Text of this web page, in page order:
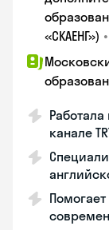
«СКАЕНГ») •
канале